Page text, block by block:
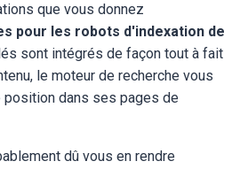
que vous donnez
pour les robots d'indexation de
sont intégrés de façon tout à fait
le moteur de recherche vous
position dans ses pages de
dû vous en rendre